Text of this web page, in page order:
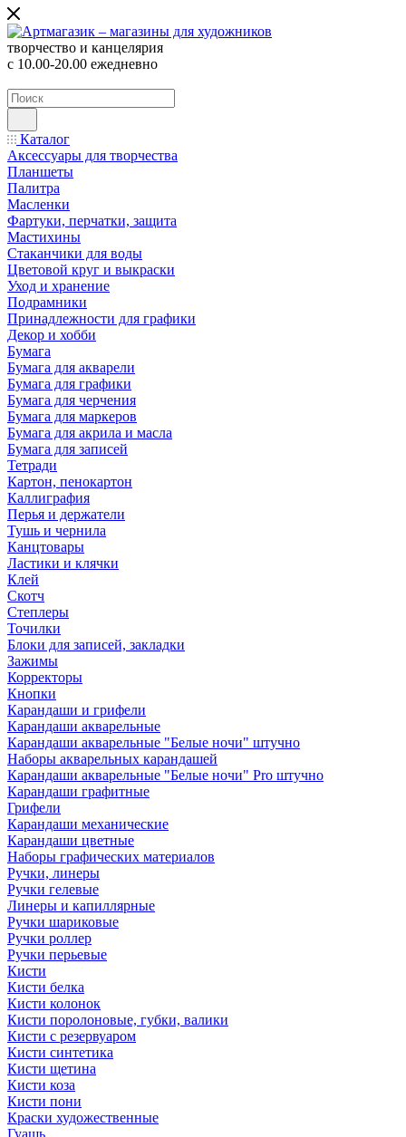
творчество и канцелярия
с 10.00-20.00 ежедневно
Каталог
Аксессуары для творчества
Планшеты
Палитра
Масленки
Фартуки, перчатки, защита
Мастихины
Стаканчики для воды
Цветовой круг и выкраски
Уход и хранение
Подрамники
Принадлежности для графики
Декор и хобби
Бумага
Бумага для акварели
Бумага для графики
Бумага для черчения
Бумага для маркеров
Бумага для акрила и масла
Бумага для записей
Тетради
Картон, пенокартон
Каллиграфия
Перья и держатели
Тушь и чернила
Канцтовары
Ластики и клячки
Клей
Скотч
Степлеры
Точилки
Блоки для записей, закладки
Зажимы
Корректоры
Кнопки
Карандаши и грифели
Карандаши акварельные
Карандаши акварельные "Белые ночи" штучно
Наборы акварельных карандашей
Карандаши акварельные "Белые ночи" Pro штучно
Карандаши графитные
Грифели
Карандаши механические
Карандаши цветные
Наборы графических материалов
Ручки, линеры
Ручки гелевые
Линеры и капиллярные
Ручки шариковые
Ручки роллер
Ручки перьевые
Кисти
Кисти белка
Кисти колонок
Кисти поролоновые, губки, валики
Кисти с резервуаром
Кисти синтетика
Кисти щетина
Кисти коза
Кисти пони
Краски художественные
Гуашь